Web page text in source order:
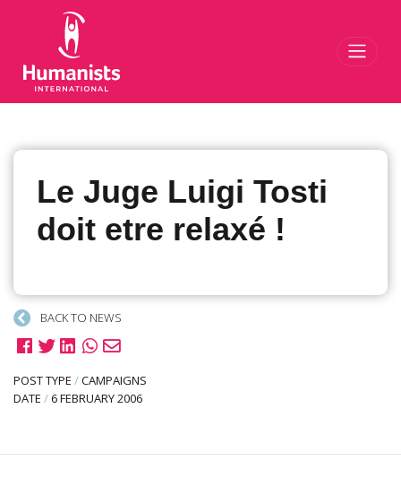
Le Juge Luigi Tosti
doit etre relaxé !
BACK TO NEWS
POST TYPE /CAMPAIGNS
DATE / 6 FEBRUARY 2006